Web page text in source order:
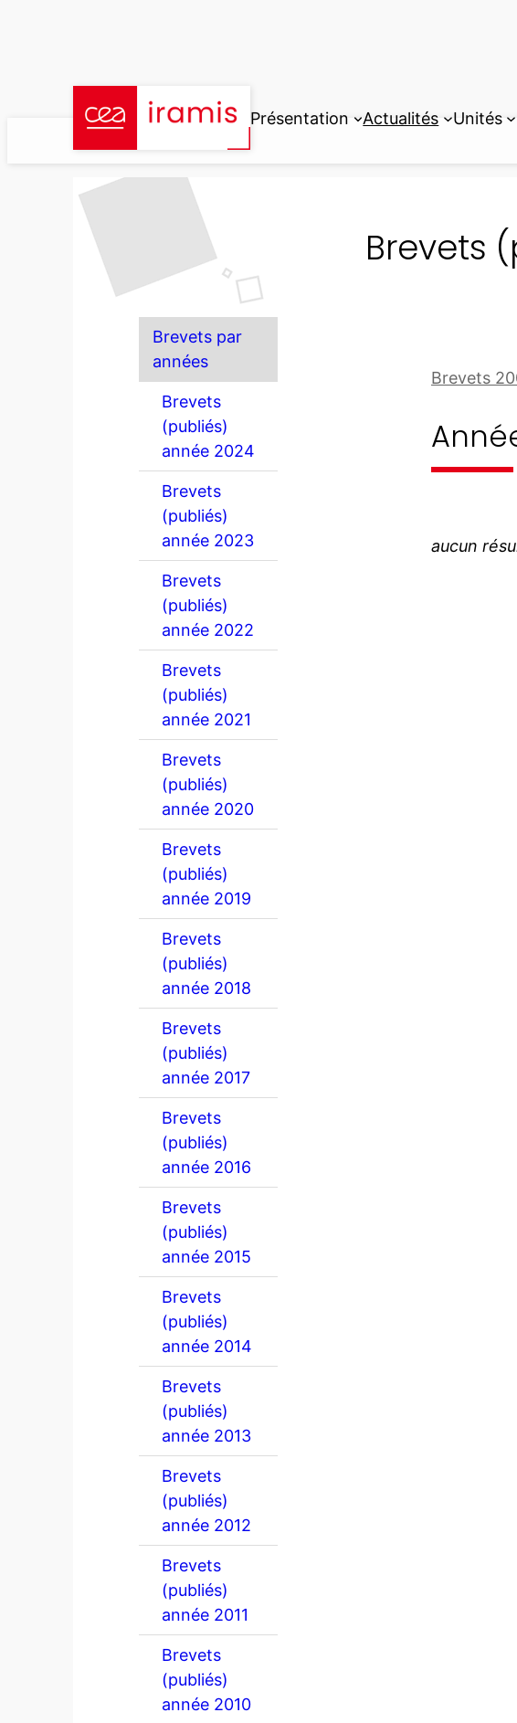
Présentation Actualités Unités
Brevets
Brevets par
années
Brevets
(publiés)
année 2024
Brevets
(publiés)
année 2023
Brevets
(publiés)
année 2022
Brevets
(publiés)
année 2021
Brevets
(publiés)
année 2020
Brevets
(publiés)
année 2019
Brevets
(publiés)
année 2018
Brevets
(publiés)
année 2017
Brevets
(publiés)
année 2016
Brevets
(publiés)
année 2015
Brevets
(publiés)
année 2014
Brevets
(publiés)
année 2013
Brevets
(publiés)
année 2012
Brevets
(publiés)
année 2011
Brevets
(publiés)
année 2010
Brevets
aucun